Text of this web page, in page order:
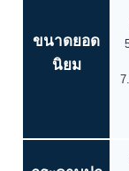
ข้อมูลท
เล่ม,